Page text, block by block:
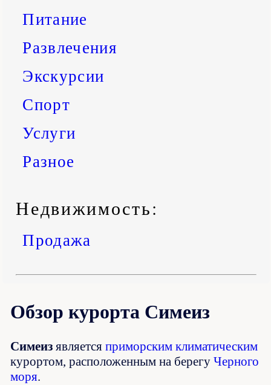
Питание
Развлечения
Экскурсии
Спорт
Услуги
Разное
Недвижимость:
Продажа
Обзор курорта Симеиз
Симеиз являетсяприморским климатическим
курортом, расположенным на берегуЧерного
моря.